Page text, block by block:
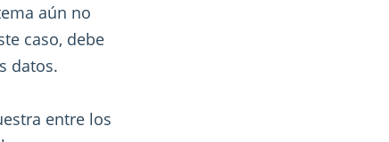
aún no
caso, debe
datos.
entre los